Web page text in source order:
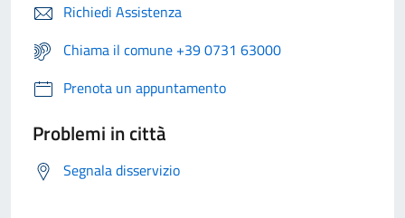
Richiedi Assistenza
Chiama il comune +39 0731 63000
Prenota un appuntamento
Problemi in città
Segnala disservizio